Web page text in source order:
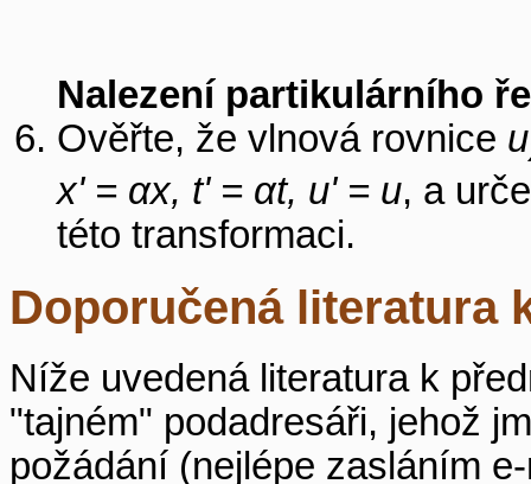
Nalezení partikulárního
Ověřte, že vlnová rovnice u
x' = αx, t' = αt, u' = u, a
této transformaci.
Doporučená literatura
Níže uvedená literatura k
"tajném" podadresáři, jehož
požádání (nejlépe zasláním